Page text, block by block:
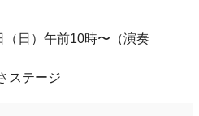
日）午前10時〜（演奏
ステージ